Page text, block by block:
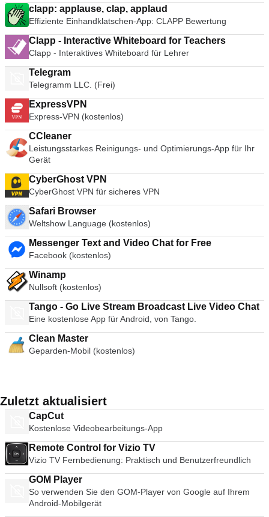
clapp: applause, clap, applaud
Effiziente Einhandklatschen-App: CLAPP Bewertung
Clapp - Interactive Whiteboard for Teachers
Clapp - Interaktives Whiteboard für Lehrer
Telegram
Telegramm LLC. (Frei)
ExpressVPN
Express-VPN (kostenlos)
CCleaner
Leistungsstarkes Reinigungs- und Optimierungs-App für Ihr
Gerät
CyberGhost VPN
CyberGhost VPN für sicheres VPN
Safari Browser
Weltshow Language (kostenlos)
Messenger Text and Video Chat for Free
Facebook (kostenlos)
Winamp
Nullsoft (kostenlos)
Tango - Go Live Stream Broadcast Live Video Chat
Eine kostenlose App für Android, von Tango.
Clean Master
Geparden-Mobil (kostenlos)
Zuletzt aktualisiert
CapCut
Kostenlose Videobearbeitungs-App
Remote Control for Vizio TV
Vizio TV Fernbedienung: Praktisch und Benutzerfreundlich
GOM Player
So verwenden Sie den GOM-Player von Google auf Ihrem
Android-Mobilgerät